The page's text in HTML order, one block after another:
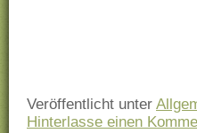
Veröffentlicht unter
Hinterlasse einen